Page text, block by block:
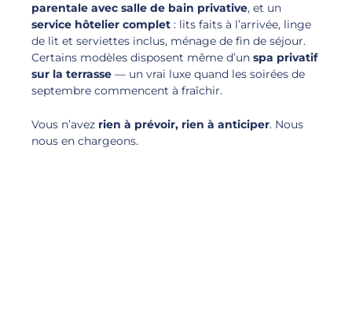
parentale avec salle de bain privative, et un
service hôtelier complet : lits faits à l’arrivée, linge
de lit et serviettes inclus, ménage de fin de séjour.
Certains modèles disposent même d’un spa privatif
sur la terrasse — un vrai luxe quand les soirées de
septembre commencent à fraîchir.
Vous n’avez rien à prévoir, rien à anticiper. Nous
nous en chargeons.